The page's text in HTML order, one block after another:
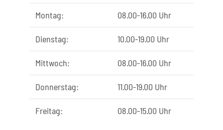
Montag: 08.00-16.00 Uhr
Dienstag: 10.00-19.00 Uhr
Mittwoch: 08.00-16.00 Uhr
Donnerstag: 11.00-19.00 Uhr
Freitag: 08.00-15.00 Uhr